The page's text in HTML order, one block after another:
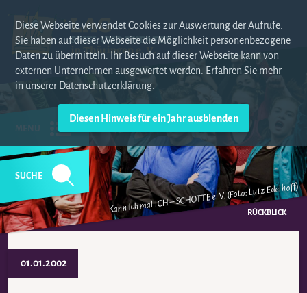
Diese Webseite verwendet Cookies zur Auswertung der Aufrufe.
Sie haben auf dieser Webseite die Möglichkeit personenbezogene
Daten zu übermitteln. Ihr Besuch auf dieser Webseite kann von
externen Unternehmen ausgewertet werden. Erfahren Sie mehr
in unserer Datenschutzerklärung
SUCHE
Kann ich mal ICH – SCHOTTE e. V. (Foto: Lutz Edelhoff)
NAVIGATION
ÜBERSPRINGEN
RÜCKBLICK
01.01.2002